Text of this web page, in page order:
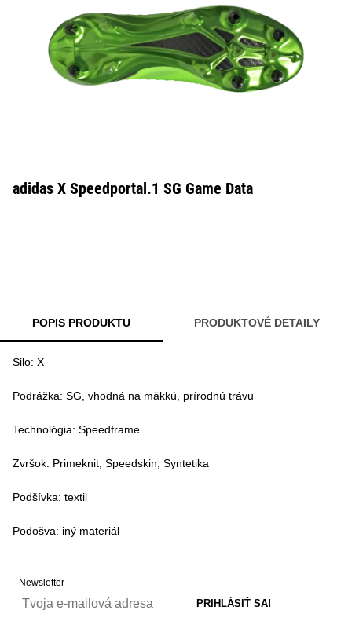
adidas X Speedportal.1 SG Game Data
POPIS PRODUKTU PRODUKTOVÉ DETAILY
Silo: X
Podrážka: SG, vhodná na mäkkú, prírodnú trávu
Technológia: Speedframe
Zvršok: Primeknit, Speedskin, Syntetika
Podšívka: textil
Podošva: iný materiál
Newsletter